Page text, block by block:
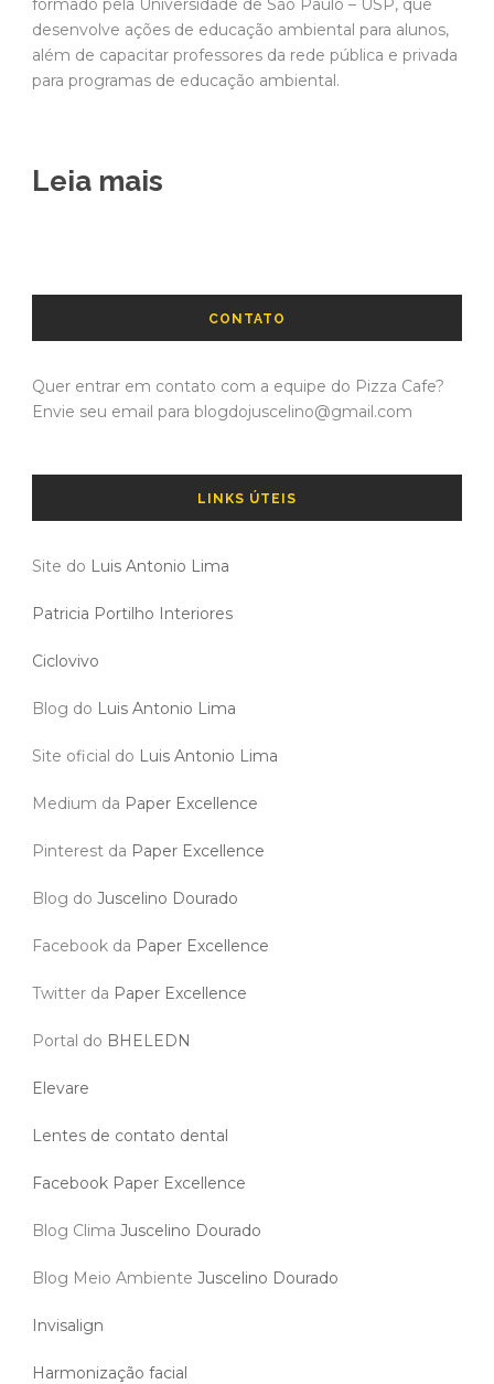
formado pela Universidade de São Paulo – USP, que
desenvolve ações de educação ambiental para alunos,
além de capacitar professores da rede pública e privada
para programas de educação ambiental.
Leia mais
CONTATO
Quer entrar em contato com a equipe do Pizza Cafe?
Envie seu email para blogdojuscelino@gmail.com
LINKS ÚTEIS
Site do Luis Antonio Lima
Patricia Portilho Interiores
Ciclovivo
Blog do Luis Antonio Lima
Site oficial do Luis Antonio Lima
Medium da Paper Excellence
Pinterest da Paper Excellence
Blog do Juscelino Dourado
Facebook da Paper Excellence
Twitter da Paper Excellence
Portal do BHELEDN
Elevare
Lentes de contato dental
Facebook Paper Excellence
Blog Clima Juscelino Dourado
Blog Meio Ambiente Juscelino Dourado
Invisalign
Harmonização facial